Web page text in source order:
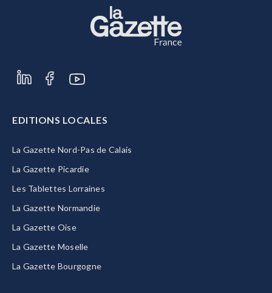
EDITIONS LOCALES
La Gazette Nord-Pas de Calais
La Gazette Picardie
Les Tablettes Lorraines
La Gazette Normandie
La Gazette Oise
La Gazette Moselle
La Gazette Bourgogne